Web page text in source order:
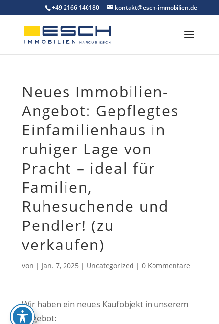
to
content
+49 2166 146180 kontakt@esch-immobilien.de
Neues Immobilien-
Angebot: Gepflegtes
Einfamilienhaus in
ruhiger Lage von
Pracht – ideal für
Familien,
Ruhesuchende und
Pendler! (zu
verkaufen)
von | Jan. 7, 2025 | Uncategorized | 0 Kommentare
Wir haben ein neues Kaufobjekt in unserem
Angebot: